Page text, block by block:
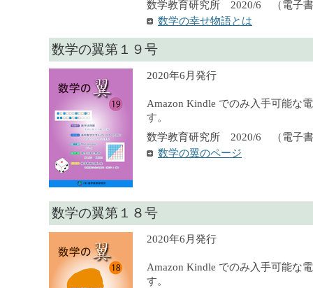
数学教育研究所 2020/6 （電子書
数学の幸せ物語とは
数学の翼第１９号
2020年6月発行
Amazon Kindle でのみ入手可能な
す。
数学教育研究所 2020/6 （電子
数学の翼のページ
数学の翼第１８号
2020年6月発行
Amazon Kindle でのみ入手可能な
す。